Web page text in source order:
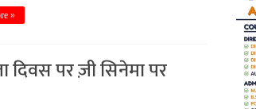
»
दिवस पर ज़ी सिनेमा पर